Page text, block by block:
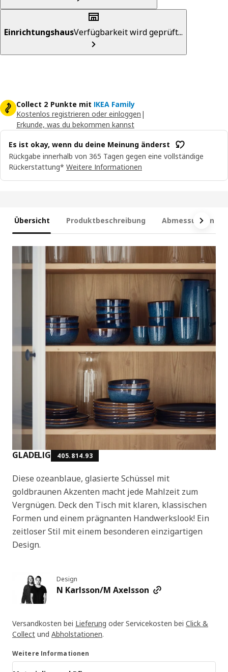
EinrichtungshausVerfügbarkeit wird geprüft...
Collect 2 Punkte mit IKEA Family
Kostenlos registrieren oder einloggen |
Erkunde, was du bekommen kannst
Es ist okay, wenn du deine Meinung änderst
Rückgabe innerhalb von 365 Tagen gegen eine vollständige
Rückerstattung* Weitere Informationen
Übersicht Produktbeschreibung Abmessungen
GLADELIG 405.814.93
Diese ozeanblaue, glasierte Schüssel mit
goldbraunen Akzenten macht jede Mahlzeit zum
Vergnügen. Deck den Tisch mit klaren, klassischen
Formen und einem prägnanten Handwerkslook! Ein
zeitloser Stil mit einem besonderen einzigartigen
Design.
Design
N Karlsson/M Axelsson
Versandkosten bei Lieferung oder Servicekosten bei Click &
Collect und Abholstationen.
Weitere Informationen